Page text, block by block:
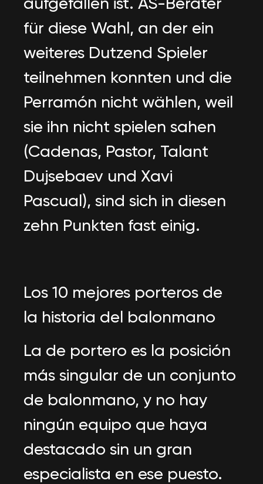
für diese Wahl, an der ein
weiteres Dutzend Spieler
teilnehmen konnten und die
Perramón nicht wählen, weil
sie ihn nicht spielen sahen
(Cadenas, Pastor, Talant
Dujsebaev und Xavi
Pascual), sind sich in diesen
zehn Punkten fast einig.
Los 10 mejores porteros de
la historia del balonmano
La de portero es la posición
más singular de un conjunto
de balonmano, y no hay
ningún equipo que haya
destacado sin un gran
especialista en ese puesto.